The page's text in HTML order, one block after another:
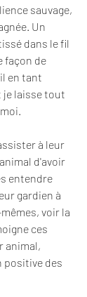
sauvage,
Un
dans le fil
façon de
en tant
je laisse tout
à leur
d'avoir
entendre
gardien à
voir la
ces
animal,
positive des